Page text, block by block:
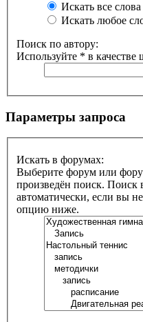
Искать все слова
Искать любое
Поиск по автору:
Используйте * в качестве
Параметры запроса
Искать в форумах:
Выберите форум или
произведён поиск. Поиск
автоматически, если вы
опцию ниже.